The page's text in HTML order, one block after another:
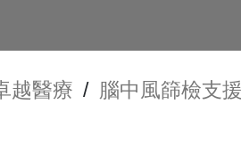
越醫療 / 腦中風篩檢支